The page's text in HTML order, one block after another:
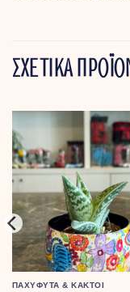
ΣΧΕΤΙΚΑ
ΠΑΧΥΦΥΤΑ & ΚΑΚΤΟΙ